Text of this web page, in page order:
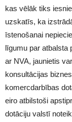
kas vēlāk tiks
uzskatīs, ka
īstenošanai
līgumu par atbalsta
ar NVA, jaunietis
konsultācijas
komercdarbības
eiro atbilstoši
dotāciju valstī